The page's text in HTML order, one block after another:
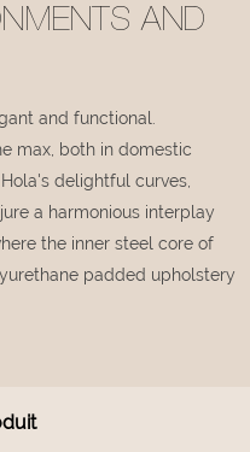
AND
and functional.
max, both in domestic
delightful curves,
a harmonious interplay
the inner steel core of
padded upholstery